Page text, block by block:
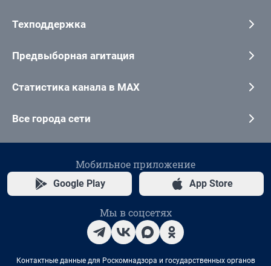
Техподдержка
Предвыборная агитация
Статистика канала в MAX
Все города сети
Мобильное приложение
Google Play App Store
Мы в соцсетях
Контактные данные для Роскомнадзора и государственных органов